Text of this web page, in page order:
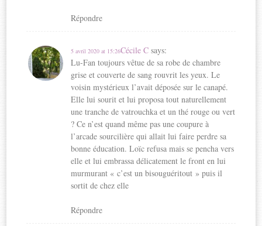
Répondre
Cécile C says:
5 avril 2020 at 15:26
Lu-Fan toujours vêtue de sa robe de chambre
grise et couverte de sang rouvrit les yeux. Le
voisin mystérieux l’avait déposée sur le canapé.
Elle lui sourit et lui proposa tout naturellement
une tranche de vatrouchka et un thé rouge ou vert
? Ce n’est quand même pas une coupure à
l’arcade sourcilière qui allait lui faire perdre sa
bonne éducation. Loïc refusa mais se pencha vers
elle et lui embrassa délicatement le front en lui
murmurant « c’est un bisouguéritout » puis il
sortit de chez elle
Répondre